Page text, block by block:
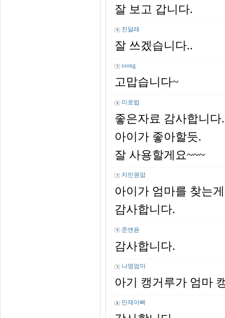
잘 보고 갑니다.
진달래
잘 쓰겠습니다..
ssong
고맙습니다~
미로럽
좋은자료 감사합니다.
아이가 좋아할듯.
잘 사용할게요~~~
지민원맘
아이가 엄마를 찾는
감사합니다.
준앤윤
감사합니다.
나영엄마
아기 캥거루가 엄마
민재아빠